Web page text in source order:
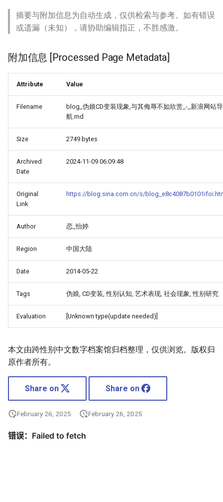
摘要与附加信息为自动生成，仅供检索与参考。如有错误
或遗漏（未知），请协助编辑指正，不胜感激。
附加信息 [Processed Page Metadata]
Attribute Value
Filename
blog_伪娘CD变装现象,与其侮辱不如欣赏_-_新浪网站导
航.md
Size 2749 bytes
Archived
Date
2024-11-09 06:09:48
Original
Link
https://blog.sina.com.cn/s/
Author 恋_怡婷
Region 中国大陆
Date 2014-05-22
Tags 伪娘, CD变装, 性别认知, 艺术表现, 社会现象, 性别研究
Evaluation [Unknown type(update needed)]
本文由跨性别中文数字档案馆归档整理，仅供浏览。版权归
原作者所有。
Share on Share on
February 26, 2025 February 26, 2025